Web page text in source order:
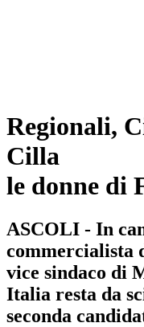
Regionali,
Cilla
le donne di
ASCOLI - In
commercialista
vice sindaco di
Italia resta da
seconda